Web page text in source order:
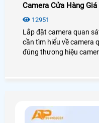
Camera Cửa Hàng Giá
12951
Lắp đặt camera quan
cần tìm hiểu về camera
đúng thương hiệu